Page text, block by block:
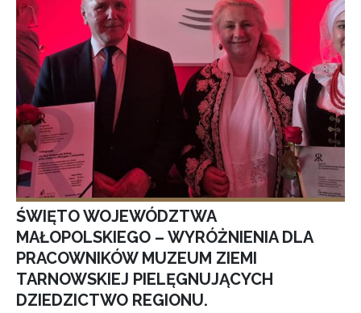
ŚWIĘTO WOJEWÓDZTWA
MAŁOPOLSKIEGO – WYRÓŻNIENIA DLA
PRACOWNIKÓW MUZEUM ZIEMI
TARNOWSKIEJ PIELĘGNUJĄCYCH
DZIEDZICTWO REGIONU.